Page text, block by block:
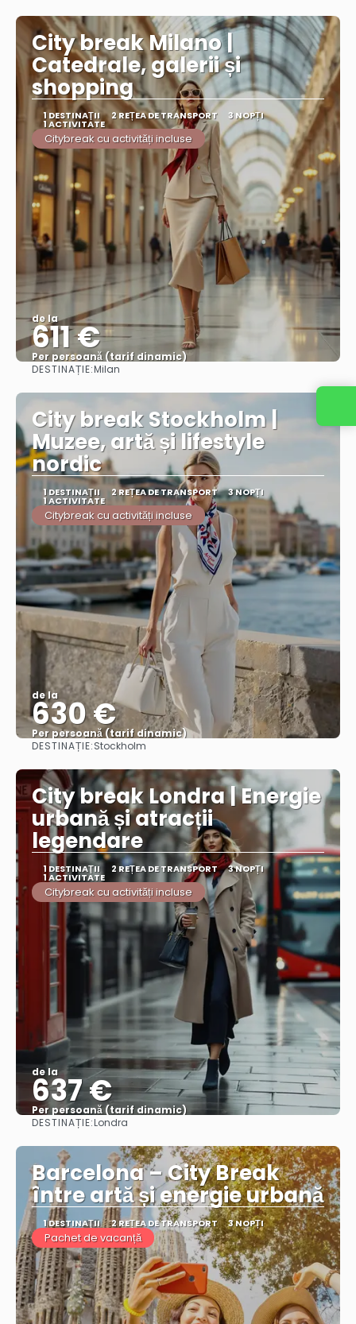
City break Milano |
Catedrale, galerii și
shopping
1 DESTINAŢII 2 REȚEA DE TRANSPORT 3 NOPȚI
1 ACTIVITATE
Citybreak cu activități incluse
de la
611 €
Per persoană (tarif dinamic)
DESTINAȚIE:Milan
City break Stockholm |
Muzee, artă și lifestyle
nordic
1 DESTINAŢII 2 REȚEA DE TRANSPORT 3 NOPȚI
1 ACTIVITATE
Citybreak cu activități incluse
de la
630 €
Per persoană (tarif dinamic)
Vezi mai multe
DESTINAȚIE:Stockholm
City break Londra | Energie
urbană și atracții
legendare
1 DESTINAŢII 2 REȚEA DE TRANSPORT 3 NOPȚI
1 ACTIVITATE
Citybreak cu activități incluse
de la
637 €
Per persoană (tarif dinamic)
DESTINAȚIE:Londra
Barcelona – City Break
între artă și energie urbană
1 DESTINAŢII 2 REȚEA DE TRANSPORT 3 NOPȚI
Pachet de vacanță